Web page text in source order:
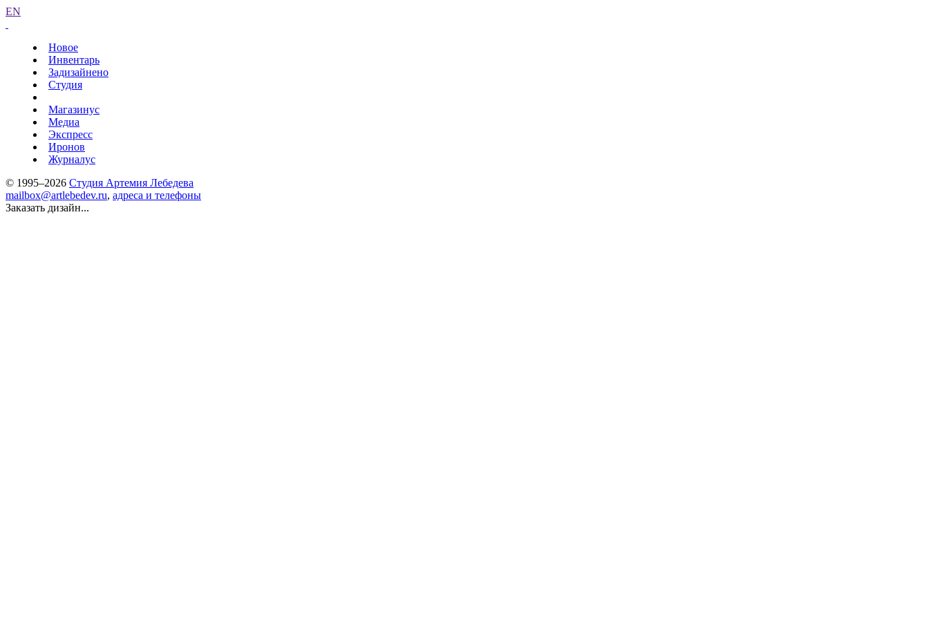
EN
Новое
Инвентарь
Задизайнено
Студия
Магазинус
Медиа
Экспресс
Иронов
Журналус
© 1995–2026 Студия Артемия Лебедева
mailbox@artlebedev.ru, адреса и телефоны
Заказать дизайн...